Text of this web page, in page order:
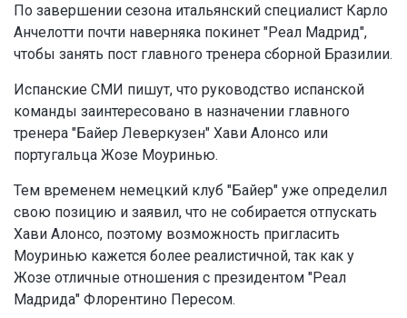
По завершении сезона итальянский специалист Карло
Анчелотти почти наверняка покинет "Реал Мадрид",
чтобы занять пост главного тренера сборной Бразилии.
Испанские СМИ пишут, что руководство испанской
команды заинтересовано в назначении главного
тренера "Байер Леверкузен" Хави Алонсо или
португальца Жозе Моуринью.
Тем временем немецкий клуб "Байер" уже определил
свою позицию и заявил, что не собирается отпускать
Хави Алонсо, поэтому возможность пригласить
Моуринью кажется более реалистичной, так как у
Жозе отличные отношения с президентом "Реал
Мадрида" Флорентино Пересом.